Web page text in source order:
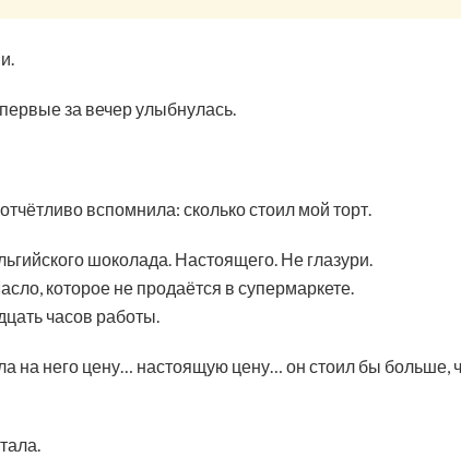
за вечер улыбнулась.
вспомнила: сколько стоил мой торт.
шоколада. Настоящего. Не глазури.
которое не продаётся в супермаркете.
часов работы.
на него цену… настоящую цену… он стоил бы больше,